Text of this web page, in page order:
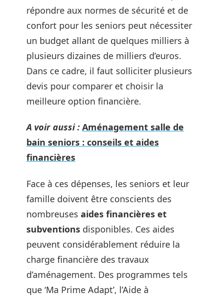
répondre aux normes de sécurité et de
confort pour les seniors peut nécessiter
un budget allant de quelques milliers à
plusieurs dizaines de milliers d’euros.
Dans ce cadre, il faut solliciter plusieurs
devis pour comparer et choisir la
meilleure option financière.
A voir aussi : Aménagement salle de
bain seniors : conseils et aides
financières
Face à ces dépenses, les seniors et leur
famille doivent être conscients des
nombreuses aides financières et
subventions disponibles. Ces aides
peuvent considérablement réduire la
charge financière des travaux
d’aménagement. Des programmes tels
que ‘Ma Prime Adapt’, l’Aide à